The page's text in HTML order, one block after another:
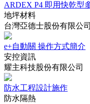
ARDEX P4 即用快乾型
地坪材料
台灣亞德士股份有限公司
e+自動關 操作方式簡介
安控資訊
耀主科技股份有限公司
防水工程設計施作
防水隔熱